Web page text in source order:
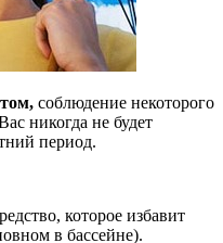
соблюдение некоторого
никогда не будет
период.
которое избавит
в бассейне).